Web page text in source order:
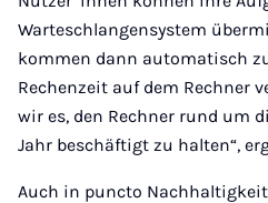
Warteschlangensystem
kommen dann automatisch
Rechenzeit auf dem Rechner
wir es, den Rechner rund um
Jahr beschäftigt zu halten“,
Auch in puncto